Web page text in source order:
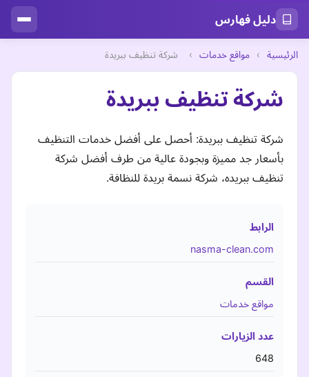
دليل فهارس
الرئيسية › مواقع خدمات › شركة تنظيف ببريدة
شركة تنظيف ببريدة
شركة تنظيف ببريدة: أحصل على أفضل خدمات التنظيف
بأسعار جد مميزة وبجودة عالية من طرف أفضل شركة
تنظيف ببريده، شركة نسمة بريدة للنظافة.
الرابط
nasma-clean.com
القسم
مواقع خدمات
عدد الزيارات
648